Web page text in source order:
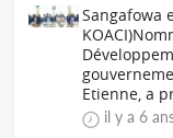
Sangafowa
Etienne, a
il y a 6